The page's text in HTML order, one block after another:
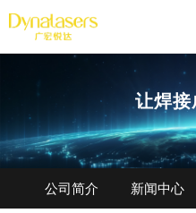
让焊接
公司简介 新闻中心